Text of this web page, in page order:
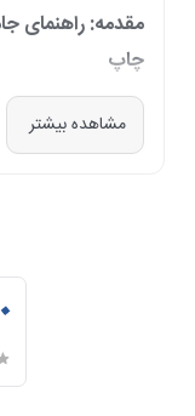
مقدمه: راهنمای
چاپ
در دنیای پرشتاب امروز
فناوری‌های نوین
ما، ارائه راهکارهای
برای سازمان‌ها،
طیف کاملی از
ما در جهان چاپگر،
مشاهده بیشتر